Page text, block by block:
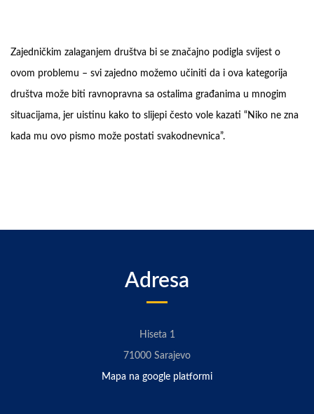
Zajedničkim zalaganjem društva bi se značajno podigla svijest o
ovom problemu – svi zajedno možemo učiniti da i ova kategorija
društva može biti ravnopravna sa ostalima građanima u mnogim
situacijama, jer uistinu kako to slijepi često vole kazati “Niko ne zna
kada mu ovo pismo može postati svakodnevnica”.
Adresa
Hiseta 1
71000 Sarajevo
Mapa na google platformi